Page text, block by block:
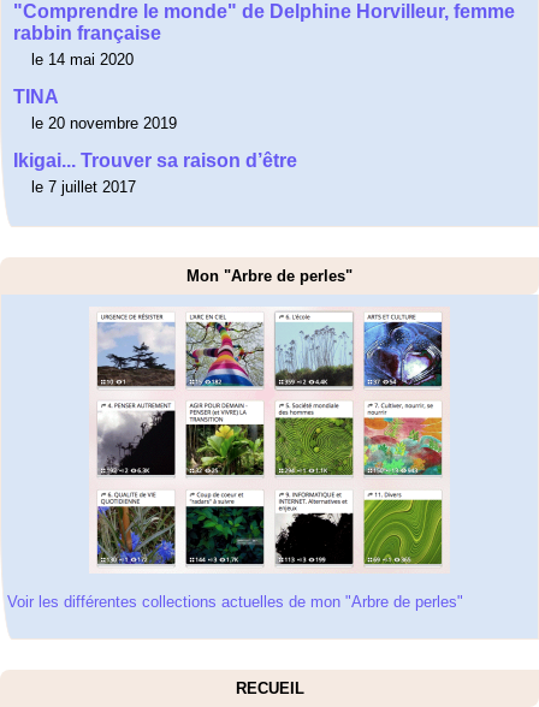
"Comprendre le monde" de Delphine Horvilleur, femme
rabbin française
le 14 mai 2020
TINA
le 20 novembre 2019
Ikigai... Trouver sa raison d’être
le 7 juillet 2017
Mon "Arbre de perles"
Voir les différentes collections actuelles de mon "Arbre de perles"
RECUEIL